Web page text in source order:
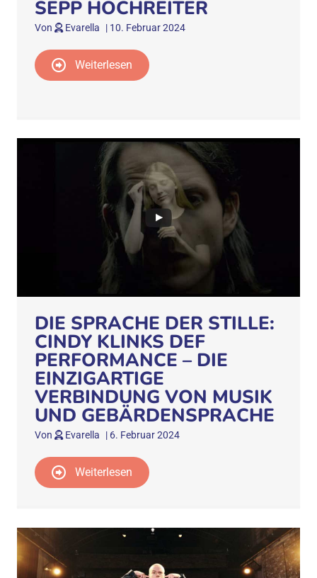
SEPP HOCHREITER
Von Evarella | 10. Februar 2024
Weiterlesen
DIE SPRACHE DER STILLE:
CINDY KLINKS DEF
PERFORMANCE – DIE
EINZIGARTIGE
VERBINDUNG VON MUSIK
UND GEBÄRDENSPRACHE
Von Evarella | 6. Februar 2024
Weiterlesen